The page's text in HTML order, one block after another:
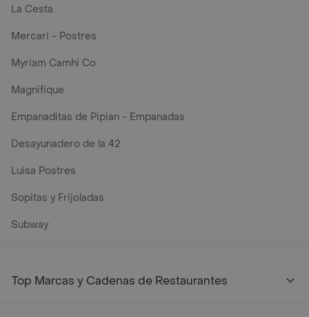
La Cesta
Mercari - Postres
Myriam Camhi Co
Magnifique
Empanaditas de Pipian - Empanadas
Desayunadero de la 42
Luisa Postres
Sopitas y Frijoladas
Subway
Top Marcas y Cadenas de Restaurantes